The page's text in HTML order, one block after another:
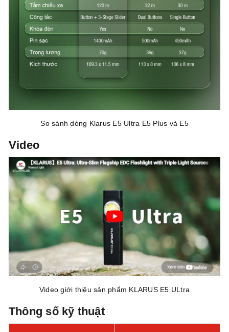
So sánh dòng Klarus E5 Ultra E5 Plus và E5
Video
Video giới thiệu sản phẩm KLARUS E5 ULtra
Thông số kỹ thuật